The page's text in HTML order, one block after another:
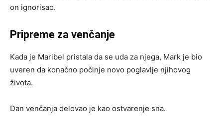
on ignorisao.
Pripreme za venčanje
Kada je Maribel pristala da se uda za njega, Mark je bio
uveren da konačno počinje novo poglavlje njihovog
života.
Dan venčanja delovao je kao ostvarenje sna.